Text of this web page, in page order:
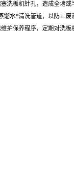
洗板机针孔，造成全堵
水*清洗管道，以防止废
护保养程序，定期对洗板